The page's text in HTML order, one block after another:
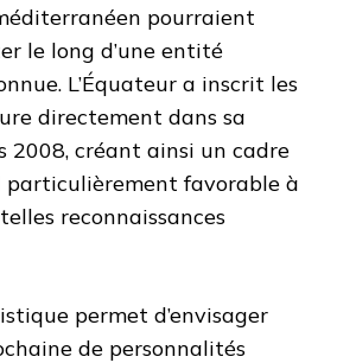
pourraient
le long d’une entité
L’Équateur a inscrit les
directement dans sa
2008, créant ainsi un cadre
particulièrement favorable à
reconnaissances
permet d’envisager
de personnalités